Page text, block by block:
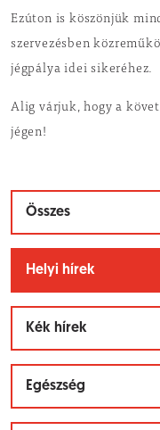
Ezúton is köszönjük
szervezésben
jégpálya idei sikeréhez.
Alig várjuk, hogy a
jégen!
Összes
Helyi hírek
Kék hírek
Egészség